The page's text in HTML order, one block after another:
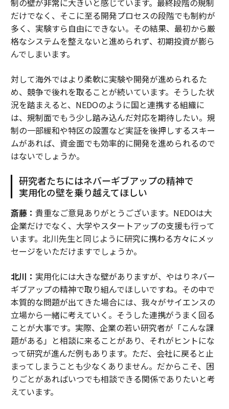
制の壁が非常に大きいと感じています。最終段階の規制
だけでなく、そこに至る開発プロセスの段階でも制約が
多く、実験すら自由にできない。その結果、最初から厳
格なシステムを整えないと進められず、初期投資が膨ら
んでしまいます。
対して海外ではより柔軟に実験や開発が進められるた
め、競争で後れを取ることが続いています。そうした状
況を踏まえると、NEDOのように国と連携する組織に
は、規制面でもう少し踏み込んだ対応を期待したい。規
制の一部緩和や特区の設置など実証を後押しするスキー
ムがあれば、資金面でも効率的に開発を進められるので
はないでしょうか。
研究者たちにはネバーギブアップの精神で
実用化の壁を乗り越えてほしい
斎藤： 貴重なご意見ありがとうございます。NEDOは大
企業だけでなく、大学やスタートアップの支援も行って
います。北川先生と同じように研究に携わる方々にメッ
セージをいただけますでしょうか。
北川： 実用化には大きな壁がありますが、やはりネバー
ギブアップの精神で取り組んでほしいですね。その中で
本質的な問題が出てきた場合には、我々がサイエンスの
立場から一緒に考えていく。そうした連携がうまく回る
ことが大事です。実際、企業の若い研究者が「こんな課
題がある」と相談に来ることがあり、それがヒントにな
って研究が進んだ例もあります。ただ、会社に戻ると止
まってしまうことも少なくありません。だからこそ、困
りごとがあればいつでも相談できる関係でありたいと考
えています。